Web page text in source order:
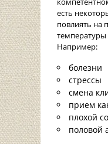
есть
повлиять на
Например:
болезни
стрессы
смена
прием
плохой
половой